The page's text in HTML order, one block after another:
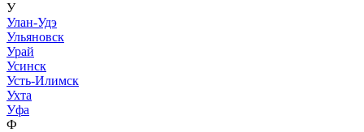
У
Улан-Удэ
Ульяновск
Урай
Усинск
Усть-Илимск
Ухта
Уфа
Ф